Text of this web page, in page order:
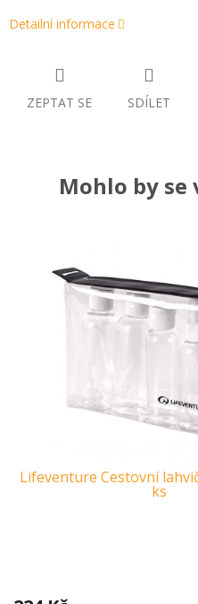
Detailní informace
ZEPTAT SE SDÍLET
Mohlo by
Lifeventure Cestovní
ks